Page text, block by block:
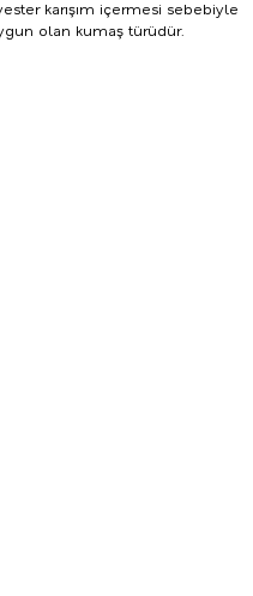
karışım içermesi sebebiyle
olan kumaş türüdür.